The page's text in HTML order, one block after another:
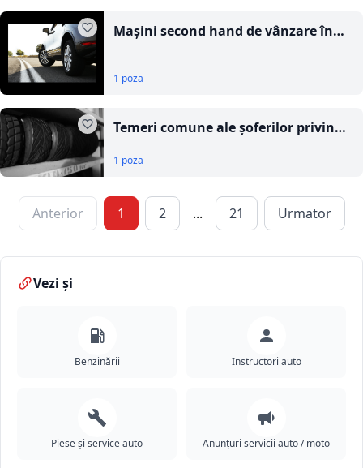
Mașini second hand de vânzare în
1 poza
Temeri comune ale șoferilor privind
cum să le depășești
1 poza
Anterior 1 2 ... 21 Urmator
Vezi și
Benzinării Instructori auto
Piese și service auto Anunțuri servicii auto / moto